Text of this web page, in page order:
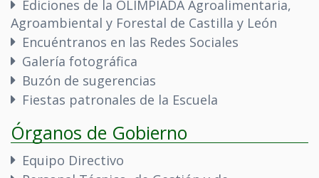
Ediciones de la OLIMPIADA Agroalimentaria,
Agroambiental y Forestal de Castilla y León
Encuéntranos en las Redes Sociales
Galería fotográfica
Buzón de sugerencias
Fiestas patronales de la Escuela
Órganos de Gobierno
Equipo Directivo